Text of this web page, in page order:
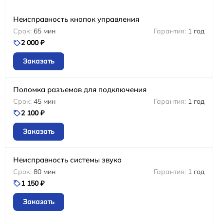
Неисправность кнопок управления
65 мин
1 год
2 000 ₽
Заказать
Поломка разъемов для подключения
45 мин
1 год
2 100 ₽
Заказать
Неисправность системы звука
80 мин
1 год
1 150 ₽
Заказать